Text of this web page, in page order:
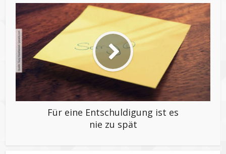
Für eine Entschuldigung ist es
nie zu spät